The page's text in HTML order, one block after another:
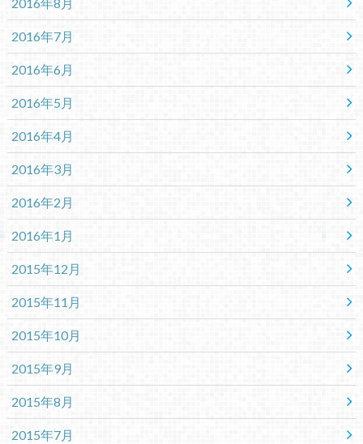
2016年8月
2016年7月
2016年6月
2016年5月
2016年4月
2016年3月
2016年2月
2016年1月
2015年12月
2015年11月
2015年10月
2015年9月
2015年8月
2015年7月